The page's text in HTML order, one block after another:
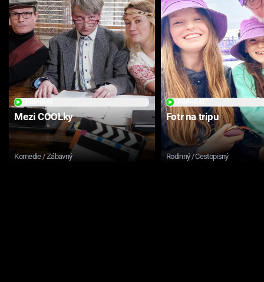
Mezi COOLky
Komedie / Zábavný
Fotr na tripu
Rodinný / Cestopisný